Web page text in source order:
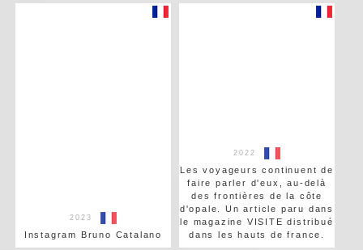
2023
Instagram Bruno Catalano
2022
Les voyageurs continuent de
faire parler d'eux, au-delà
des frontières de la côte
d'opale. Un article paru dans
le magazine VISITE distribué
dans les hauts de france.